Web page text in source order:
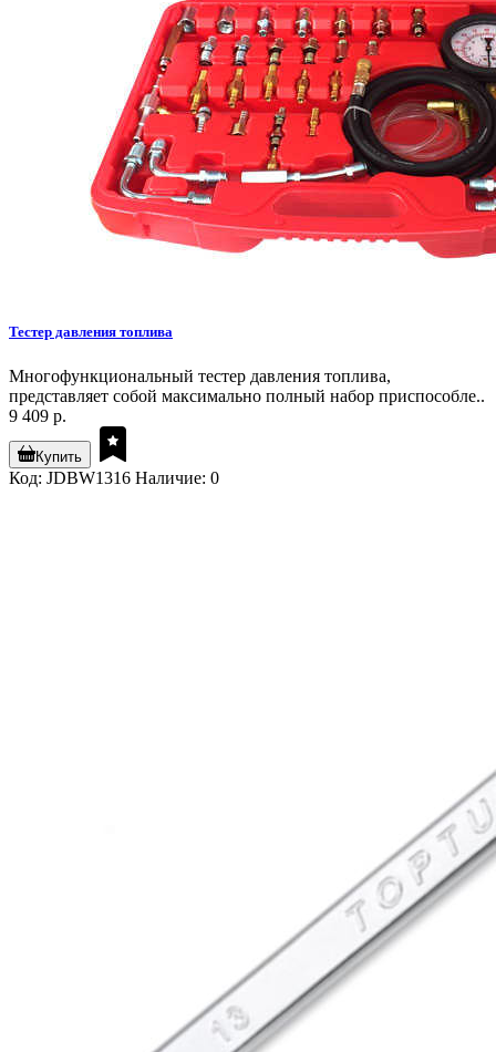
Тестер давления топлива
Многофункциональный тестер давления топлива,
представляет собой максимально полный набор приспособле..
9 409 р.
Купить
Код: JDBW1316 Наличие: 0